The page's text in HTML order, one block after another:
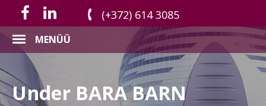
(+372) 614 3085
MENÜÜ
Under BARA BARN